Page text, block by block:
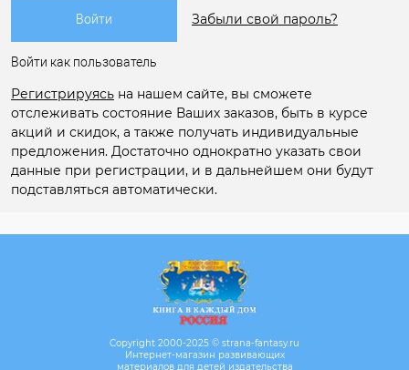
Забыли свой пароль?
Войти как пользователь
Регистрируясь на нашем сайте, вы сможете
отслеживать состояние Ваших заказов, быть в курсе
акций и скидок, а также получать индивидуальные
предложения. Достаточно однократно указать свои
данные при регистрации, и в дальнейшем они будут
подставляться автоматически.
Copyright 2000-2025 © strana-fantasy.ru
Интернет-магазин развивающих
материалов для детей издательства